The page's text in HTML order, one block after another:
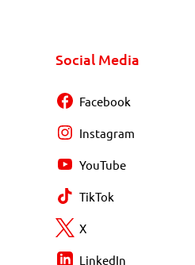
Social Media
Facebook
Instagram
YouTube
TikTok
X
LinkedIn